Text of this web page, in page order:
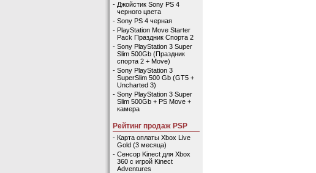
- Джойстик Sony PS 4
черного цвета
- Sony PS 4 черная
- PlayStation Move Starter
Pack Праздник Спорта 2
- Sony PlayStation 3 Super
Slim 500Gb (Праздник
спорта 2 + Move)
- Sony PlayStation 3
SuperSlim 500 Gb (GT5 +
Uncharted 3)
- Sony PlayStation 3 Super
Slim 500Gb + PS Move +
камера
Рейтинг продаж PSP
- Карта оплаты Xbox Live
Gold (3 месяца)
- Сенсор Kinect для Xbox
360 с игрой Kinect
Adventures